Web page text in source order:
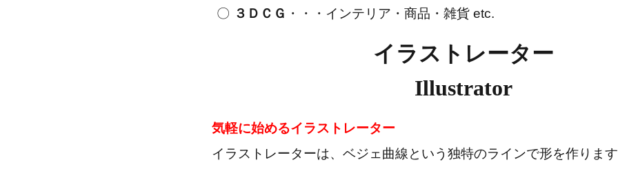
〇 ３ＤＣＧ ・・・インテリア・商品・雑貨 etc.
イラストレーター
Illustrator
気軽に始めるイラストレーター
イラストレーターは、ベジェ曲線という独特のラインで形を作りま